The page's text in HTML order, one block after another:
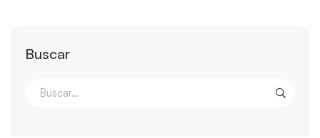
Buscar